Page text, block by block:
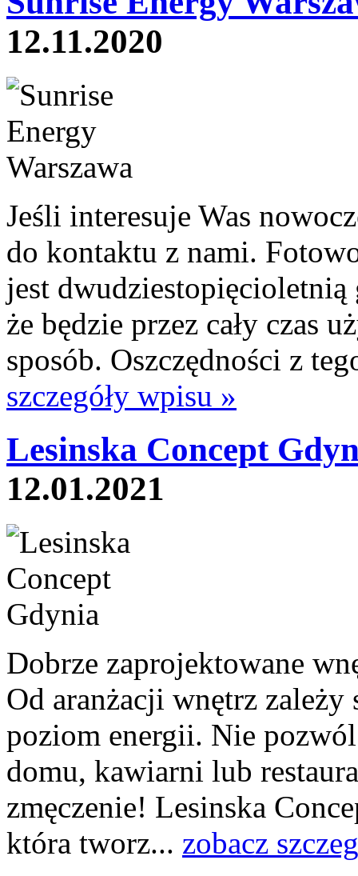
12.11.2020
Jeśli interesuje Was
do kontaktu z nami.
jest dwudziestopięcioletnią
że będzie przez cały czas
sposób. Oszczędności z
szczegóły wpisu »
Lesinska Concept
12.01.2021
Dobrze zaprojektowane
Od aranżacji wnętrz
poziom energii. Nie
domu, kawiarni lub
zmęczenie! Lesinska
która tworz... zobacz